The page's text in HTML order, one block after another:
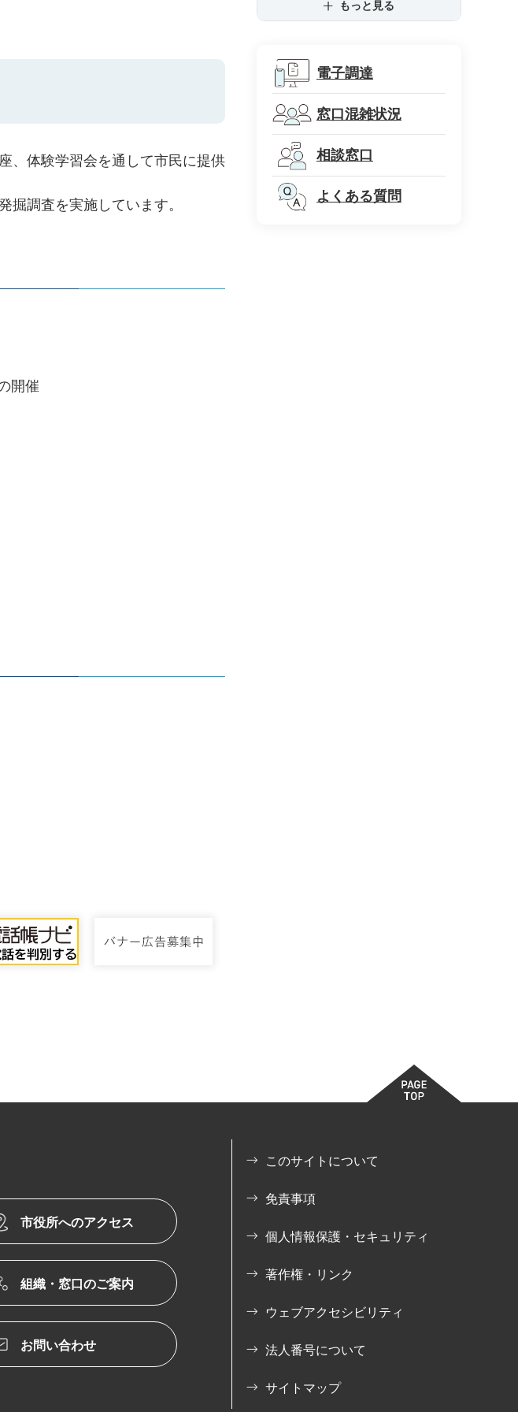
、体験学習会を通して市民に提供
掘調査を実施しています。
開催
もっと見る
電子調達
窓口混雑状況
相談窓口
よくある質問
市役所へのアクセス
組織・窓口のご案内
お問い合わせ
このサイトについて
免責事項
個人情報保護・セキュリティ
著作権・リンク
ウェブアクセシビリティ
法人番号について
サイトマップ